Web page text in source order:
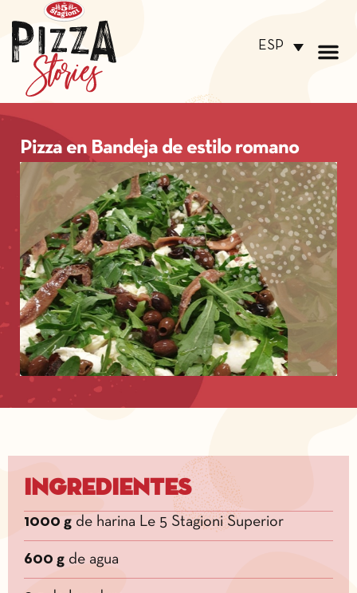
ESP
Pizza en Bandeja de estilo romano
Ingredientes
1000 g de harina Le 5 Stagioni Superior
600 g de agua